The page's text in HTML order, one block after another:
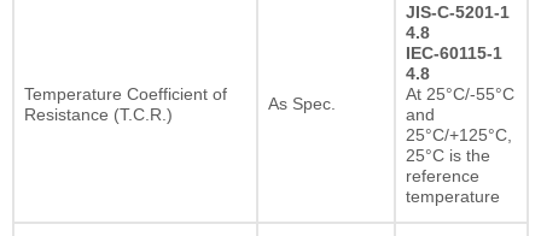
Temperature Coefficient of
Resistance (T.C.R.)
As Spec.
JIS-C-5201-1
4.8
IEC-60115-1
4.8
At 25°C/-55°C
and
25°C/+125°C,
25°C is the
reference
temperature